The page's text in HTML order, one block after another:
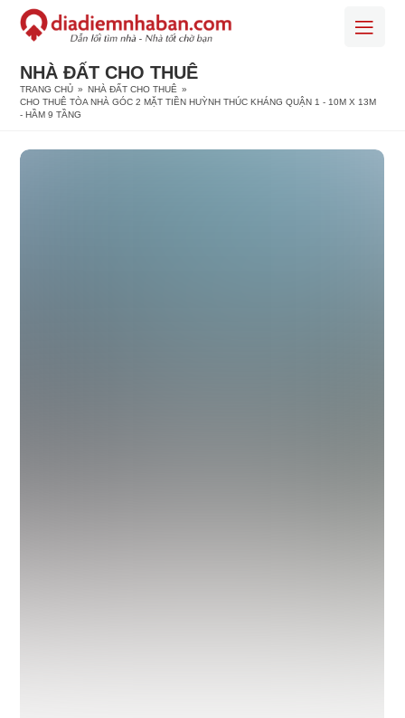
NHÀ ĐẤT CHO THUÊ
TRANG CHỦ » NHÀ ĐẤT CHO THUÊ »
CHO THUÊ TÒA NHÀ GÓC 2 MẶT TIỀN HUỲNH THÚC KHÁNG QUẬN 1 - 10M X 13M
- HẦM 9 TẦNG